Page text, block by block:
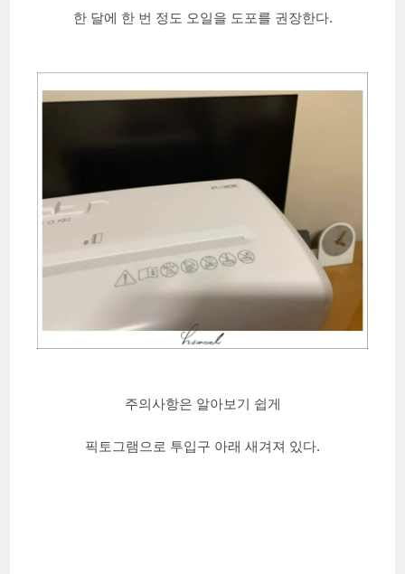
한 달에 한 번 정도 오일을 도포를 권장한다.
주의사항은 알아보기 쉽게
픽토그램으로 투입구 아래 새겨져 있다.